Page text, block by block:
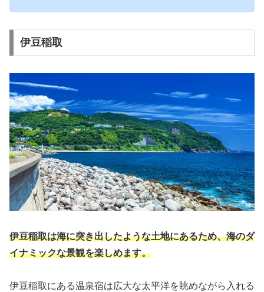
伊豆稲取
伊豆稲取は海に突き出したような土地にあるため、海のダ
イナミックな景観を楽しめます。
伊豆稲取にある温泉宿は広大な太平洋を眺めながら入れる